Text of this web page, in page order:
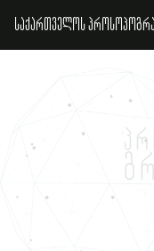
საქართველოს